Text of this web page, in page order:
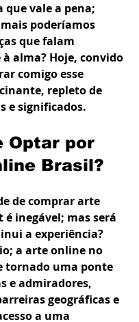
que vale a pena;
poderíamos
que falam
alma? Hoje, convido
comigo esse
repleto de
e significados.
Optar por
Brasil?
de comprar arte
inegável; mas será
a experiência?
a arte online no
tornado uma ponte
e admiradores,
geográficas e
a uma